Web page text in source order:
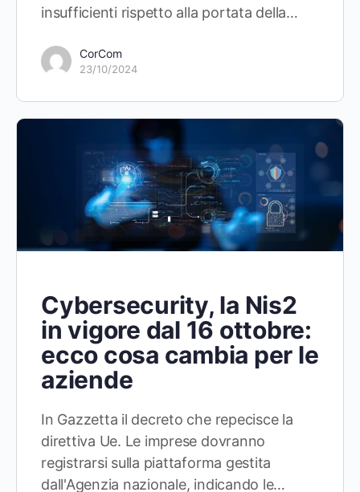
insufficienti rispetto alla portata della…
CorCom
23/10/2024
Cybersecurity, la Nis2
in vigore dal 16 ottobre:
ecco cosa cambia per le
aziende
In Gazzetta il decreto che repecisce la
direttiva Ue. Le imprese dovranno
registrarsi sulla piattaforma gestita
dall'Agenzia nazionale, indicando le…